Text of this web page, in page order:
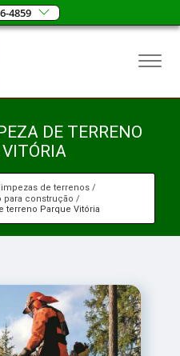
4859
DE TERRENO
VITÓRIA
limpezas de terrenos
para construção
terreno Parque Vitória